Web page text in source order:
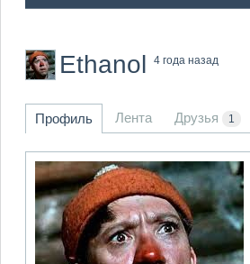
Ethanol 4 года назад
Профиль Лента Друзья 1